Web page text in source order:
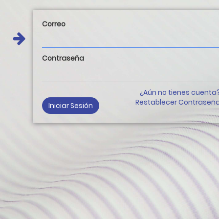
Correo
Contraseña
¿Aún no tienes
Restablecer
Iniciar Sesión